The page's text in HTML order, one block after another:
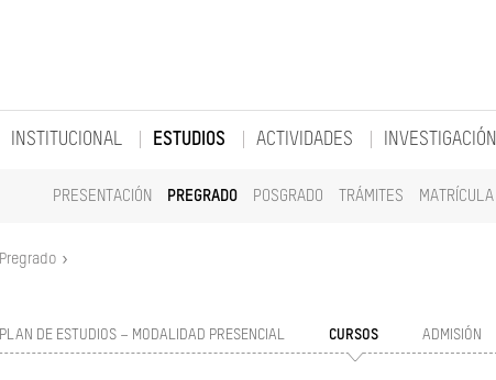
INSTITUCIONAL ESTUDIOS
PRESENTACIÓN PREGRADO POSGRADO TRÁMITES MATRÍCULA
ACTIVIDADES INVESTIGACIÓN
Pregrado
PLAN DE ESTUDIOS – MODALIDAD PRESENCIAL CURSOS ADMISIÓN